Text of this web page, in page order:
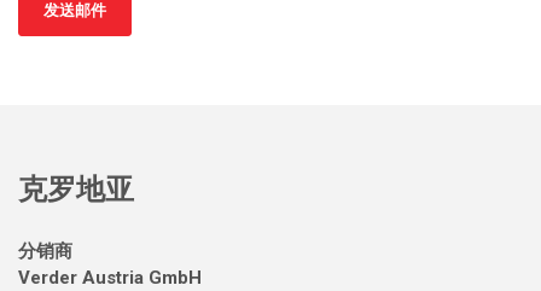
发送邮件
克罗地亚
分销商
Verder Austria GmbH